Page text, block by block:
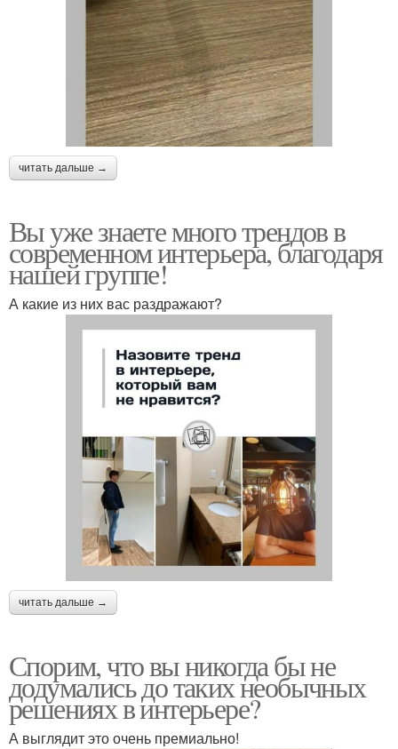
читать дальше →
Вы уже знаете много трендов в
современном интерьера, благодаря
нашей группе!
А какие из них вас раздражают?
читать дальше →
Спорим, что вы никогда бы не
додумались до таких необычных
решениях в интерьере?
А выглядит это очень премиально!